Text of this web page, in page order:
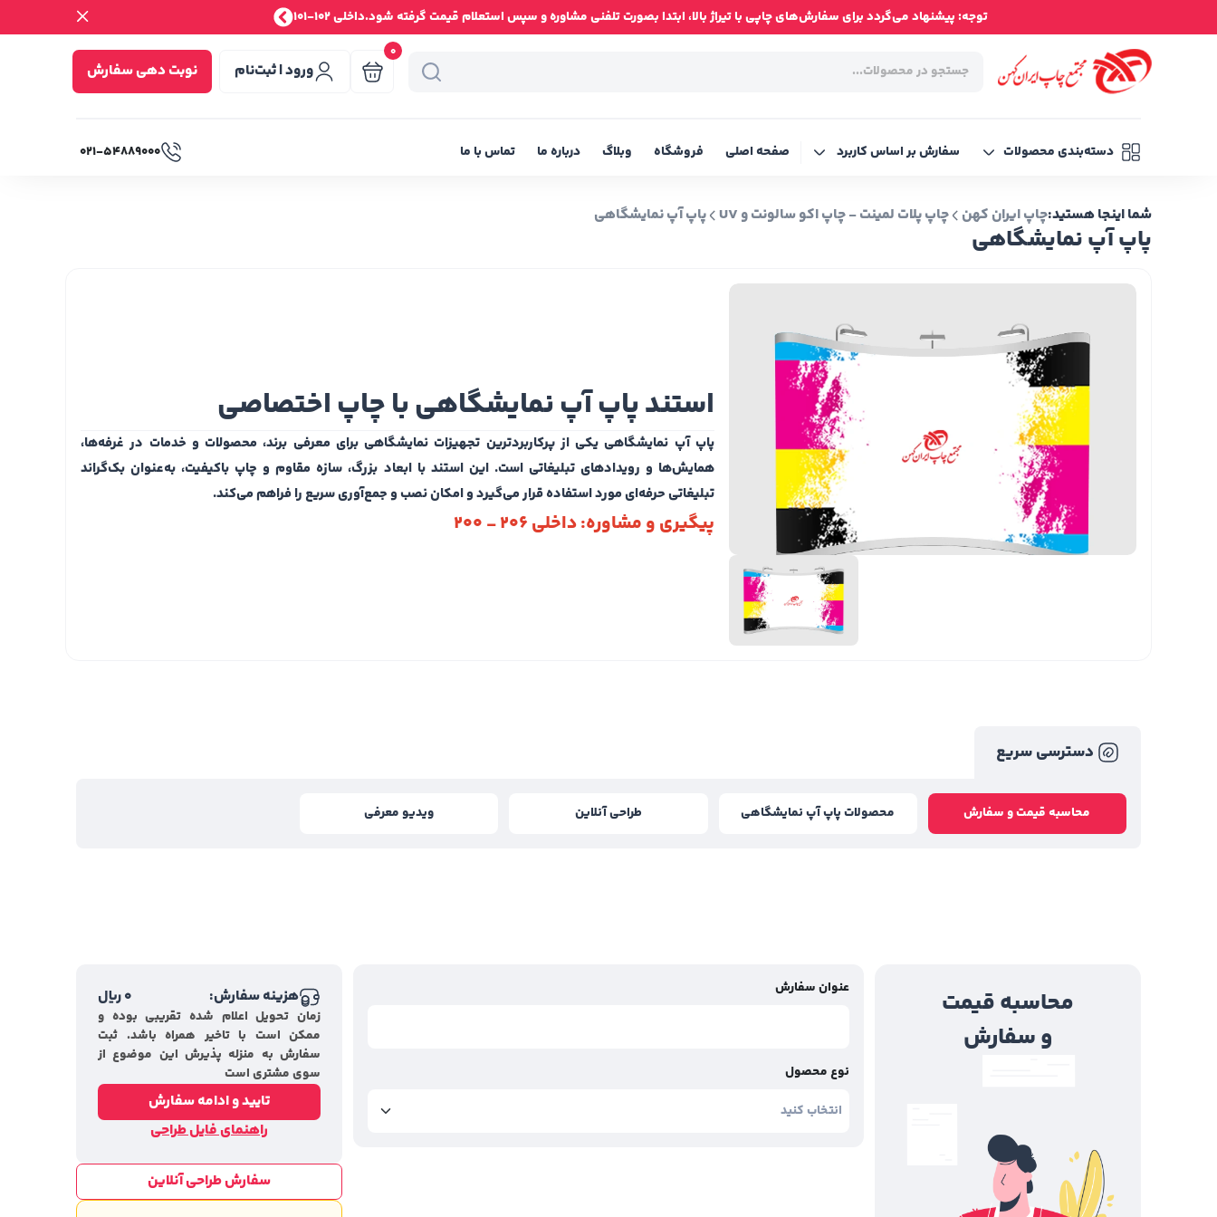
توجه: پیشنهاد می‌گردد برای سفارش‌های چاپی با تیراژ بالا، ابتدا بصورت تلفنی مشاوره و سپس استعلام قیمت گرفته شود.داخلی 102-101
0
ورود | ثبت‌نام نوبت دهی سفارش
دسته‌بندی محصولات سفارش بر اساس کاربرد صفحه اصلی فروشگاه وبلاگ درباره ما تماس با ما ۰۲۱-۵۴۸۸۹۰۰۰
پاپ آپ نمایشگاهی
شما اینجا هستید:چاپ ایران کهن چاپ پلات لمینت - چاپ اکو سالونت و UV پاپ آپ نمایشگاهی
استند پاپ آپ نمایشگاهی با چاپ اختصاصی
پاپ آپ نمایشگاهی یکی از پرکاربردترین تجهیزات نمایشگاهی برای معرفی برند، محصولات و خدمات در غرفه‌ها،
همایش‌ها و رویدادهای تبلیغاتی است. این استند با ابعاد بزرگ، سازه مقاوم و چاپ باکیفیت، به‌عنوان بک‌گراند
تبلیغاتی حرفه‌ای مورد استفاده قرار می‌گیرد و امکان نصب و جمع‌آوری سریع را فراهم می‌کند.
پیگیری و مشاوره: داخلی 206 - 200
دسترسی سریع
محاسبه قیمت و سفارش محصولات پاپ آپ نمایشگاهی طراحی آنلاین ویدیو معرفی
محاسبه قیمت
و سفارش
عنوان سفارش
نوع محصول
هزینه سفارش: 0ریال
زمان تحویل اعلام شده تقریبی بوده و
ممکن است با تاخیر همراه باشد. ثبت
سفارش به منزله پذیرش این موضوع از
سوی مشتری است
تایید و ادامه سفارش
راهنمای فایل طراحی
سفارش طراحی آنلاین